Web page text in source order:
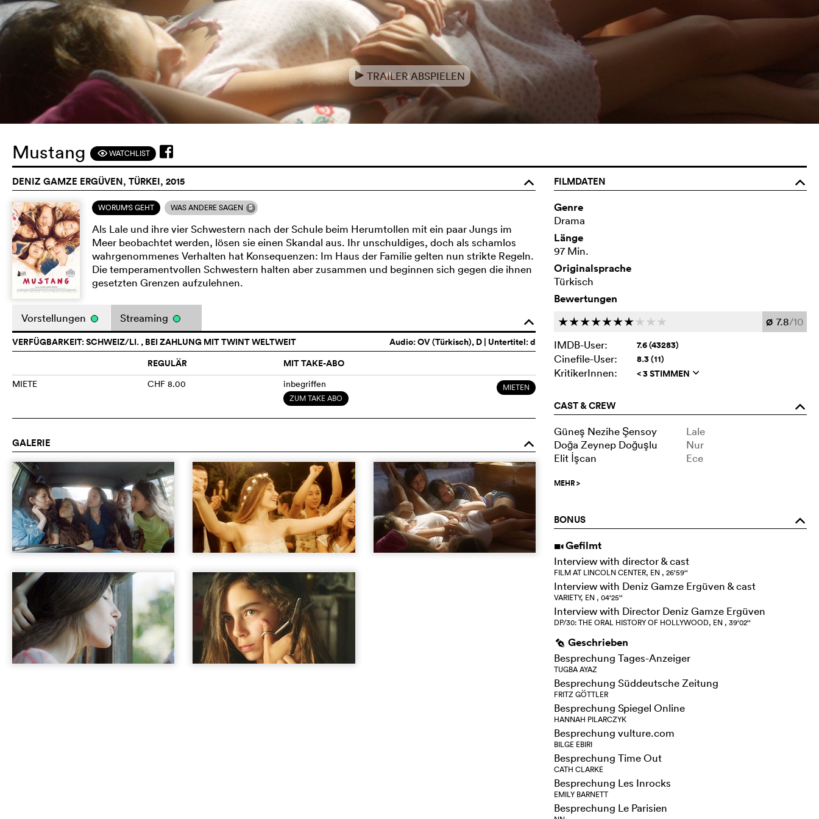
e TRAILER ABSPIELEN
Mustang FWATCHLIST
DENIZ GAMZE ERGÜVEN, TÜRKEI, 2015 o
WORUM'S GEHT WAS ANDERE SAGEN 5
Als Lale und ihre vier Schwestern nach der Schule beim Herumtollen mit ein paar Jungs im
Meer beobachtet werden, lösen sie einen Skandal aus. Ihr unschuldiges, doch als schamlos
wahrgenommenes Verhalten hat Konsequenzen: Im Haus der Familie gelten nun strikte Regeln.
Die temperamentvollen Schwestern halten aber zusammen und beginnen sich gegen die ihnen
gesetzten Grenzen aufzulehnen.
o
Vorstellungen Streaming
Audio:OV (Türkisch), D | Untertitel: d
VERFÜGBARKEIT: SCHWEIZ/LI. , BEI ZAHLUNG MIT TWINT WELTWEIT
REGULÄR
MIT TAKE-ABO
MIETE CHF 8.00 inbegriffen
ZUM TAKE ABO
MIETEN
GALERIE o
FILMDATEN
o
Genre
Drama
Länge
97 Min.
Originalsprache
Türkisch
Bewertungen
ccccccc c c c Ø 7.8/10
IMDB-User:
7.6 (43283)
Cinefile-User: 8.3 (11)
KritikerInnen: < 3 STIMMEN q
CAST & CREW o
Güneş Nezihe Şensoy
Lale
Doğa Zeynep Doğuşlu
Nur
Elit İşcan
Ece
MEHR>
BONUS o
i Gefilmt
Interview with director & cast
FILM AT LINCOLN CENTER, EN , 26‘59‘‘
Interview with Deniz Gamze Ergüven & cast
VARIETY, EN , 04‘25‘‘
Interview with Director Deniz Gamze Ergüven
DP/30: THE ORAL HISTORY OF HOLLYWOOD, EN , 39‘02‘‘
g Geschrieben
Besprechung Tages-Anzeiger
TUGBA AYAZ
Besprechung Süddeutsche Zeitung
FRITZ GÖTTLER
Besprechung Spiegel Online
HANNAH PILARCZYK
Besprechung vulture.com
BILGE EBIRI
Besprechung Time Out
CATH CLARKE
Besprechung Les Inrocks
EMILY BARNETT
Besprechung Le Parisien